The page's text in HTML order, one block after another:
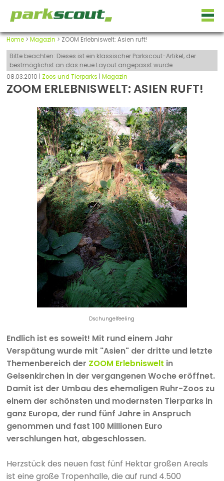
Home> Magazin > ZOOM Erlebniswelt: Asien ruft!
Bitte beachten: Dieses ist ein klassischer Parkscout-Artikel, der
bestmöglichst an das neue Layout angepasst wurde
08.03.2010 | Zoos und Tierparks Magazin
ZOOM ERLEBNISWELT: ASIEN RUFT!
Dschungelfeeling
Endlich ist es soweit! Mit rund einem Jahr
Verspätung wurde mit "Asien" der dritte und letzte
Themenbereich der ZOOM Erlebniswelt in
Gelsenkirchen in der vergangenen Woche eröffnet.
Damit ist der Umbau des ehemaligen Ruhr-Zoos zu
einem der schönsten und modernsten Tierparks in
ganz Europa, der rund fünf Jahre in Anspruch
genommen und fast 100 Millionen Euro
verschlungen hat, abgeschlossen.
Herzstück des neuen fast fünf Hektar großen Areals
ist eine große Tropenhalle, die auf rund 4.500